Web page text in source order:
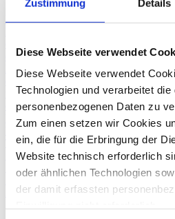
Zustimmung Details
Diese Webseite verwendet
Diese Webseite verwendet
Technologien und verarbeitet
personenbezogenen Daten zu
Zum einen setzen wir Cookies
ein, die für die Erbringung der
Website technisch erforderlich
oder ähnlichen Technologien
der damit erfassten
Unternehmen, die (unwissentlich) in
entsprechenden Eingangsleistungen
hiervon hätten wissen müssen. Dieser
entwickelte Grundsatz soll ab 2020
übernommen werden. Doch was
der Praxis?
Umsatzsteuerberatung
Vorsteuerabzug
Tax Compliance
Steuerstreit und Rechtsbehelfe
Steuerstrafrecht
Strafrechtliche Verteidigung
Zurück